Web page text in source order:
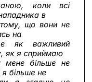
коли всі
в
тому, що вони не
на
як важливий
як я сприймаю
мене більше не
я більше не